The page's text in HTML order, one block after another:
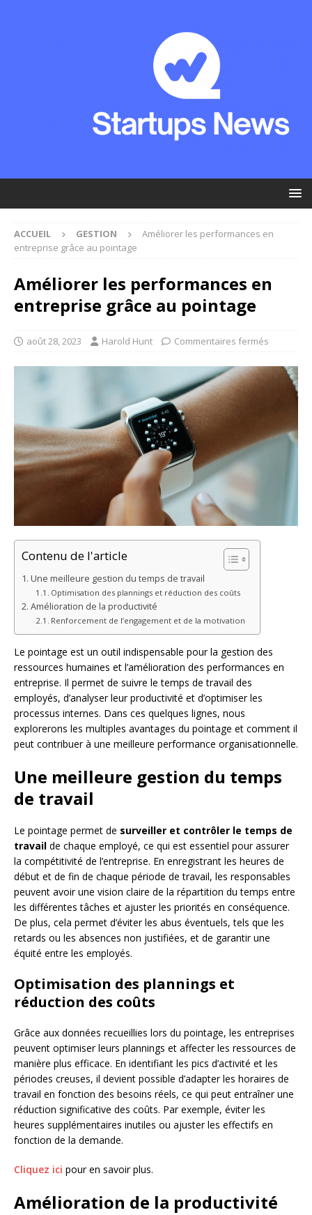
ACCUEIL GESTION
Améliorer les performances en
entreprise grâce au pointage
Améliorer les performances en
entreprise grâce au pointage
août 28, 2023 Harold Hunt Commentaires fermés
Contenu de l'article
Une meilleure gestion du temps de travail
Optimisation des plannings et réduction des coûts
Amélioration de la productivité
Renforcement de l’engagement et de la motivation
Le pointage est un outil indispensable pour la gestion des
ressources humaines et l’amélioration des performances en
entreprise. Il permet de suivre le temps de travail des
employés, d’analyser leur productivité et d’optimiser les
processus internes. Dans ces quelques lignes, nous
explorerons les multiples avantages du pointage et comment il
peut contribuer à une meilleure performance organisationnelle.
Une meilleure gestion du temps
de travail
Le pointage permet de surveiller et contrôler le temps de
travail de chaque employé, ce qui est essentiel pour assurer
la compétitivité de l’entreprise. En enregistrant les heures de
début et de fin de chaque période de travail, les responsables
peuvent avoir une vision claire de la répartition du temps entre
les différentes tâches et ajuster les priorités en conséquence.
De plus, cela permet d’éviter les abus éventuels, tels que les
retards ou les absences non justifiées, et de garantir une
équité entre les employés.
Optimisation des plannings et
réduction des coûts
Grâce aux données recueillies lors du pointage, les entreprises
peuvent optimiser leurs plannings et affecter les ressources de
manière plus efficace. En identifiant les pics d’activité et les
périodes creuses, il devient possible d’adapter les horaires de
travail en fonction des besoins réels, ce qui peut entraîner une
réduction significative des coûts. Par exemple, éviter les
heures supplémentaires inutiles ou ajuster les effectifs en
fonction de la demande.
Cliquez ici pour en savoir plus.
Amélioration de la productivité